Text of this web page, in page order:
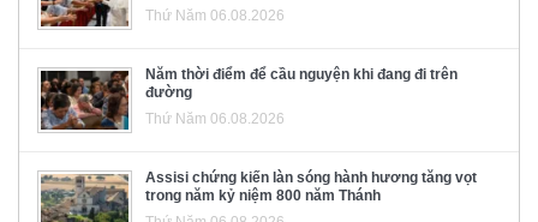
Thứ Năm 06.08.2026
Năm thời điểm để cầu nguyện khi đang đi trên
đường
Thứ Năm 06.08.2026
Assisi chứng kiến làn sóng hành hương tăng vọt
trong năm kỷ niệm 800 năm Thánh